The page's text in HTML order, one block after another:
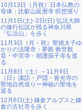
10月13日（月祝）日本仏教の
母体：比叡山延暦寺 瞑想巡り
11月1日(土)･2日(日) 弘法大師
の修行伝説が残る神奈川県
「弘法山」を歩く
11月3日（月・祝）聖徳太子ゆ
かりの法隆寺：夢殿 救世観
音・中宮寺・朝護孫子寺を巡
る
11月8日（土）～11月9日
（日）諏訪・戸隠・善光寺の
聖地自然巡りー神秘の聖地を
巡る
12月6日(土) 鎌倉アルプスと鎌
倉の古社寺を歩く